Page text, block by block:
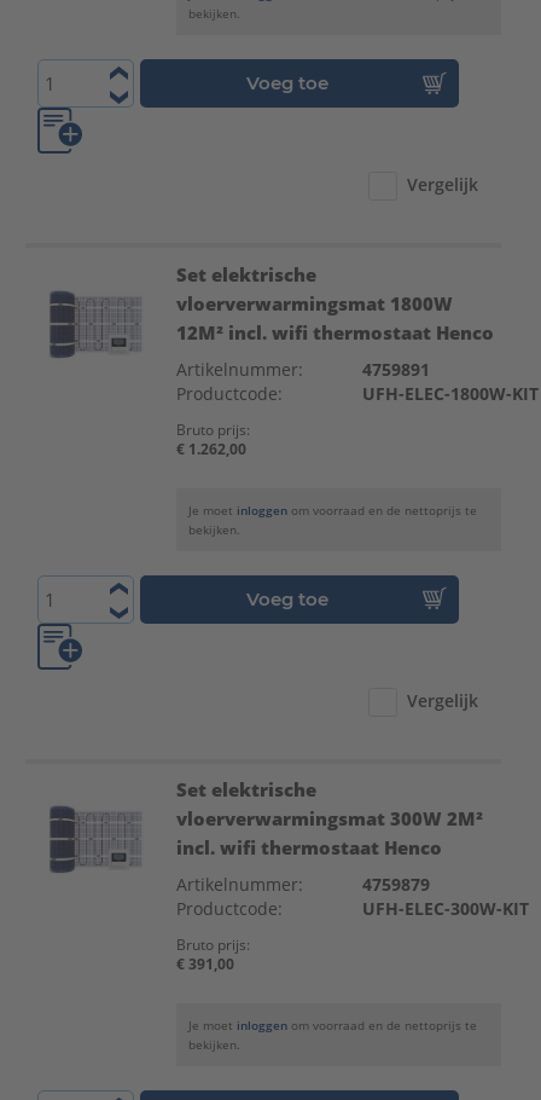
bekijken.
Voeg toe
Vergelijk
Set elektrische
vloerverwarmingsmat 1800W
12M² incl. wifi thermostaat Henco
Artikelnummer:
4759891
Productcode:
UFH-ELEC-1800W-KIT
Bruto prijs:
€ 1.262,00
Je moet inloggen om voorraad en de nettoprijs te
bekijken.
Voeg toe
Vergelijk
Set elektrische
vloerverwarmingsmat 300W 2M²
incl. wifi thermostaat Henco
Artikelnummer:
4759879
Productcode:
UFH-ELEC-300W-KIT
Bruto prijs:
€ 391,00
Je moet inloggen om voorraad en de nettoprijs te
bekijken.